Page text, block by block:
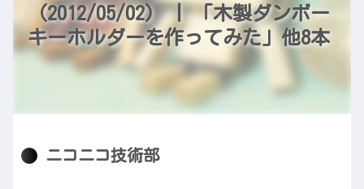
（2012/05/02） | 「木製ダンボー
キーホルダーを作ってみた」他8本
ニコニコ技術部